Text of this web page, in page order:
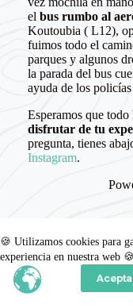
🍪 Utilizamos cookies para
experiencia en nuestra web 🍪
el bus rumbo al
Koutoubia ( L12),
fuimos todo el
parques y algunos
la parada del bus
ayuda de los
Esperamos que
disfrutar de tu
pregunta, tienes
Instagram.
Presupuesto